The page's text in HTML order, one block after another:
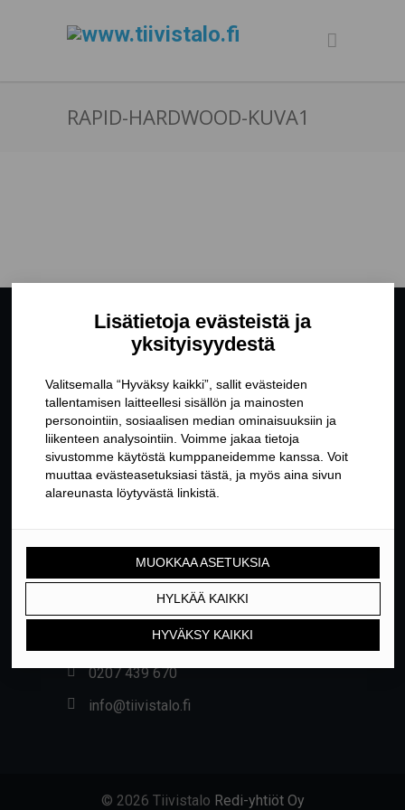
RAPID-HARDWOOD-KUVA1
YHTEYSTIEDOT
Yrittäjäntie 24, 01800 KLAUKKALA
0207 439 670
info@tiivistalo.fi
© 2026 Tiivistalo Redi-yhtiöt Oy